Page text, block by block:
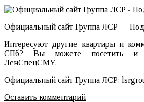
Официальный сайт Группа ЛСР —
Интересуют другие квартиры и
СПб? Вы можете посетить и
ЛенСпецСМУ.
Официальный сайт Группа ЛСР:
Оставить комментарий